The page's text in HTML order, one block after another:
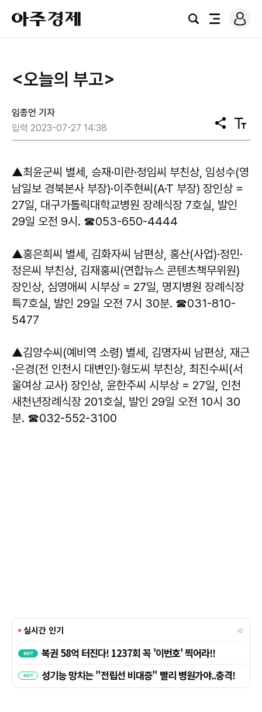
아
주
경
검
전
로
그
<오늘의 부고>
임종언 기자
입력 2023-07-27 14:38
공
유
텍
스
기
▲최윤군씨 별세, 승재·미란·정임씨 부친상, 임성수(영
남일보 경북본사 부장)·이주현씨(A·T 부장) 장인상 =
27일, 대구가톨릭대학교병원 장례식장 7호실, 발인
29일 오전 9시. ☎053-650-4444
▲홍은희씨 별세, 김화자씨 남편상, 홍산(사업)·정민·
정은씨 부친상, 김재홍씨(연합뉴스 콘텐츠책무위원)
장인상, 심영애씨 시부상 = 27일, 명지병원 장례식장
특7호실, 발인 29일 오전 7시 30분. ☎031-810-
5477
▲김양수씨(예비역 소령) 별세, 김명자씨 남편상, 재근
·은경(전 인천시 대변인)·형도씨 부친상, 최진수씨(서
울여상 교사) 장인상, 윤한주씨 시부상 = 27일, 인천
새천년장례식장 201호실, 발인 29일 오전 10시 30
분. ☎032-552-3100